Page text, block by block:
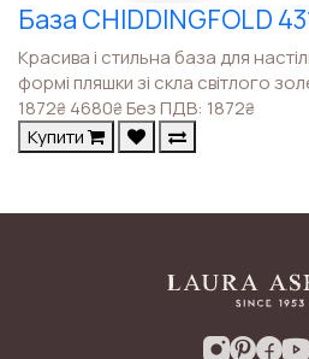
База CHIDDINGFOLD
Красива і стильна база для
формі пляшки зі скла світлого
1872₴ 4680₴Без ПДВ: 1872₴
Купити